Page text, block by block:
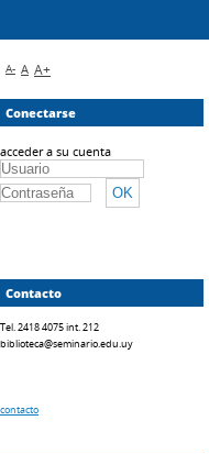
A- A A+
Conectarse
acceder a su cuenta
Contacto
Tel. 2418 4075 int. 212
biblioteca@seminario.edu.uy
contacto